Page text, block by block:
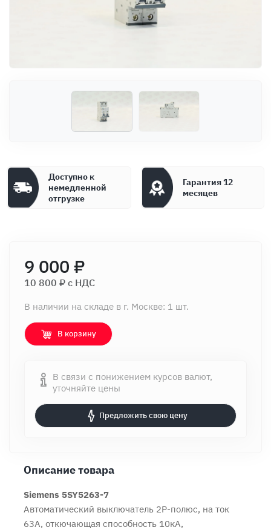
Доступно к
немедленной
отгрузке
Гарантия 12
месяцев
9 000 ₽
10 800 ₽ c НДС
В наличии на складе в г. Москве: 1 шт.
В корзину
В связи с понижением курсов валют,
уточняйте цены
Предложить свою цену
Описание товара
Siemens 5SY5263-7
Автоматический выключатель 2P-полюс, на ток
63А, откючающая способность 10кА,